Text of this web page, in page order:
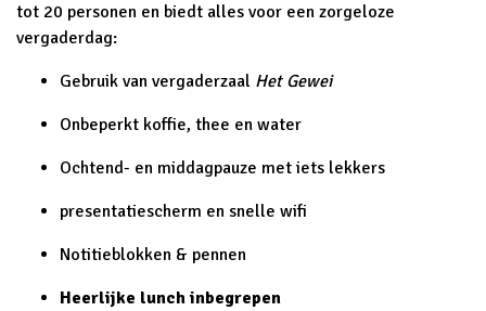
tot 20 personen en biedt alles voor een zorgeloze
vergaderdag:
Gebruik van vergaderzaal Het Gewei
Onbeperkt koffie, thee en water
Ochtend- en middagpauze met iets lekkers
presentatiescherm en snelle wifi
Notitieblokken & pennen
Heerlijke lunch inbegrepen